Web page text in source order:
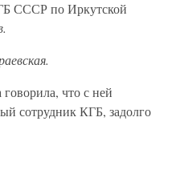
СССР по Иркутской
что с ней
сотрудник КГБ, задолго